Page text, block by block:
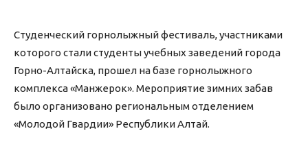
Студенческий горнолыжный фестиваль, участниками
которого стали студенты учебных заведений города
Горно-Алтайска, прошел на базе горнолыжного
комплекса «Манжерок». Мероприятие зимних забав
было организовано региональным отделением
«Молодой Гвардии» Республики Алтай.